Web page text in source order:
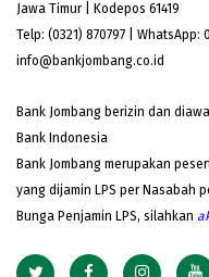
Jawa Timur | Kodepos 61419
Telp: (0321) 870797 | WhatsApp:
info@bankjombang.co.id
Bank Jombang berizin dan
Bank Indonesia
Bank Jombang merupakan
yang dijamin LPS per Nasabah
Bunga Penjamin LPS, silahkan